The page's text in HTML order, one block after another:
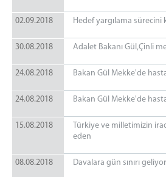
02.09.2018 Hedef yargılama sürecini
30.08.2018 Adalet Bakanı Gül,Çinli
24.08.2018 Bakan Gül Mekke'de
24.08.2018 Bakan Gül Mekke'de
15.08.2018
Türkiye ve milletimizin
eden
08.08.2018 Davalara gün sınırı geliyor